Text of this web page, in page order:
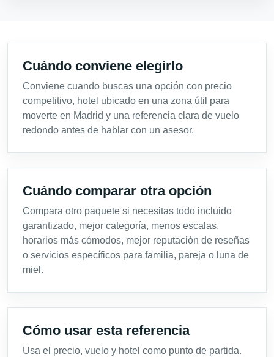
Cuándo conviene elegirlo
Conviene cuando buscas una opción con precio
competitivo, hotel ubicado en una zona útil para
moverte en Madrid y una referencia clara de vuelo
redondo antes de hablar con un asesor.
Cuándo comparar otra opción
Compara otro paquete si necesitas todo incluido
garantizado, mejor categoría, menos escalas,
horarios más cómodos, mejor reputación de reseñas
o servicios específicos para familia, pareja o luna de
miel.
Cómo usar esta referencia
Usa el precio, vuelo y hotel como punto de partida.